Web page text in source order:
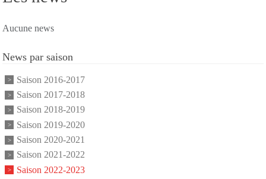
Aucune news
News par saison
Saison 2016-2017
Saison 2017-2018
Saison 2018-2019
Saison 2019-2020
Saison 2020-2021
Saison 2021-2022
Saison 2022-2023